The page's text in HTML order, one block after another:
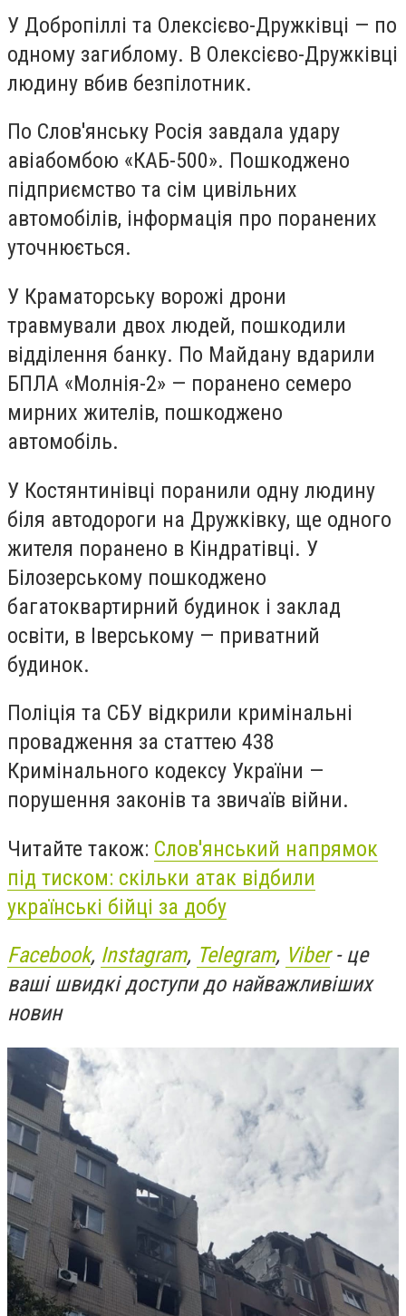
У Добропіллі та Олексієво-Дружківці — по
одному загиблому. В Олексієво-Дружківці
людину вбив безпілотник.
По Слов'янську Росія завдала удару
авіабомбою «КАБ-500». Пошкоджено
підприємство та сім цивільних
автомобілів, інформація про поранених
уточнюється.
У Краматорську ворожі дрони
травмували двох людей, пошкодили
відділення банку. По Майдану вдарили
БПЛА «Молнія-2» — поранено семеро
мирних жителів, пошкоджено
автомобіль.
У Костянтинівці поранили одну людину
біля автодороги на Дружківку, ще одного
жителя поранено в Кіндратівці. У
Білозерському пошкоджено
багатоквартирний будинок і заклад
освіти, в Іверському — приватний
будинок.
Поліція та СБУ відкрили кримінальні
провадження за статтею 438
Кримінального кодексу України —
порушення законів та звичаїв війни.
Читайте також: Слов'янський напрямок
під тиском: скільки атак відбили
українські бійці за добу
Facebook, Instagram, Telegram, Viber- це
ваші швидкі доступи до найважливіших
новин